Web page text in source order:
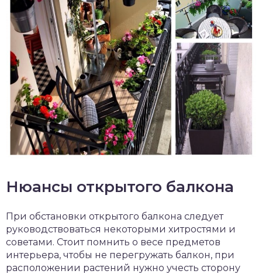
Нюансы открытого балкона
При обстановки открытого балкона следует
руководствоваться некоторыми хитростями и
советами. Стоит помнить о весе предметов
интерьера, чтобы не перегружать балкон, при
расположении растений нужно учесть сторону